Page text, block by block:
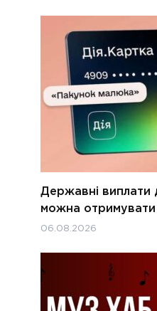
Державні виплати
можна отримувати
06.08.2026